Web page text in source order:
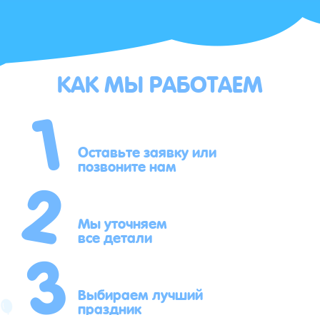
КАК МЫ РАБОТАЕМ
1Оставьте заявку или
позвоните нам
2Мы уточняем
все детали
3Выбираем лучший
праздник